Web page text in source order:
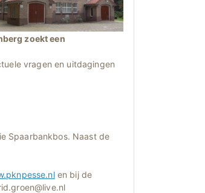
zoekt een
vragen en uitdagingen
Spaarbankbos. Naast de
en bij de